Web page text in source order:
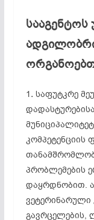
1. საფუტკრე
კომპეტენციის
პრობლემების
დაყრდნობით.
ვეტერინარული
გავრცელების,